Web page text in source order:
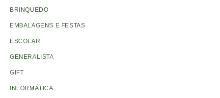
BRINQUEDO
EMBALAGENS E FESTAS
ESCOLAR
GENERALISTA
GIFT
INFORMÁTICA